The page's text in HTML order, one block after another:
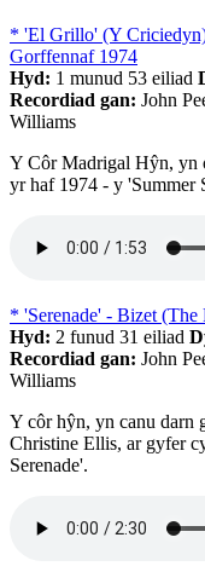
* 'El Grillo' (Y
Gorffennaf 1974
Hyd: 1 munud 53 eiliad
Recordiad gan: John
Williams
Y Côr Madrigal Hŷn, yn
yr haf 1974 - y 'Summer
* 'Serenade' - Bizet
Hyd: 2 funud 31 eiliad
Recordiad gan: John
Williams
Y côr hŷn, yn canu darn
Christine Ellis, ar gyfer
Serenade'.